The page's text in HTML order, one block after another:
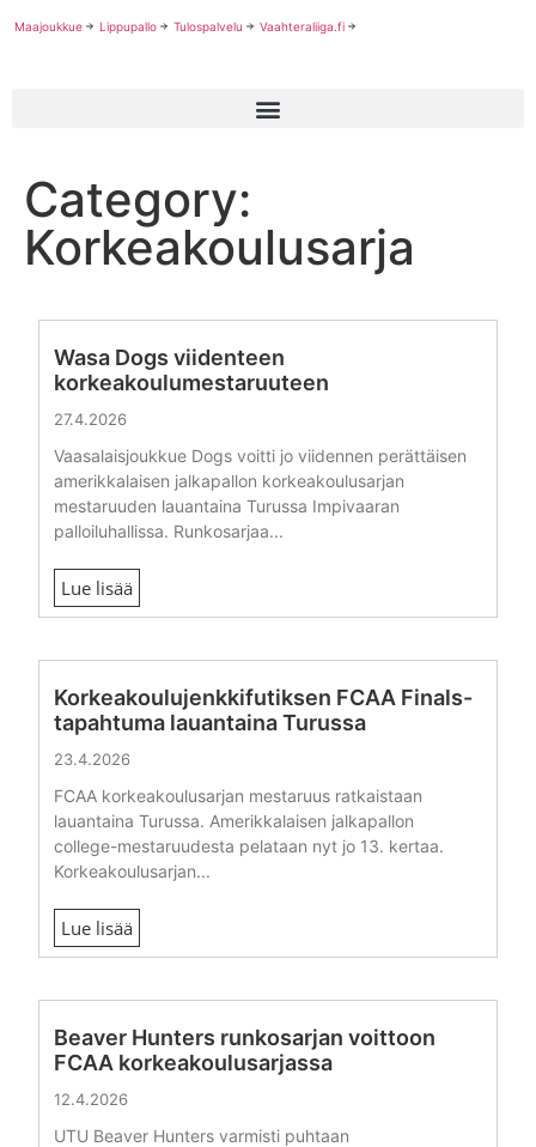
Maajoukkue Lippupallo Tulospalvelu Vaahteraliiga.fi
Category:
Korkeakoulusarja
Wasa Dogs viidenteen
korkeakoulumestaruuteen
27.4.2026
Vaasalaisjoukkue Dogs voitti jo viidennen perättäisen
amerikkalaisen jalkapallon korkeakoulusarjan
mestaruuden lauantaina Turussa Impivaaran
palloiluhallissa. Runkosarjaa...
Lue lisää
Korkeakoulujenkkifutiksen FCAA Finals-
tapahtuma lauantaina Turussa
23.4.2026
FCAA korkeakoulusarjan mestaruus ratkaistaan
lauantaina Turussa. Amerikkalaisen jalkapallon
college-mestaruudesta pelataan nyt jo 13. kertaa.
Korkeakoulusarjan...
Lue lisää
Beaver Hunters runkosarjan voittoon
FCAA korkeakoulusarjassa
12.4.2026
UTU Beaver Hunters varmisti puhtaan